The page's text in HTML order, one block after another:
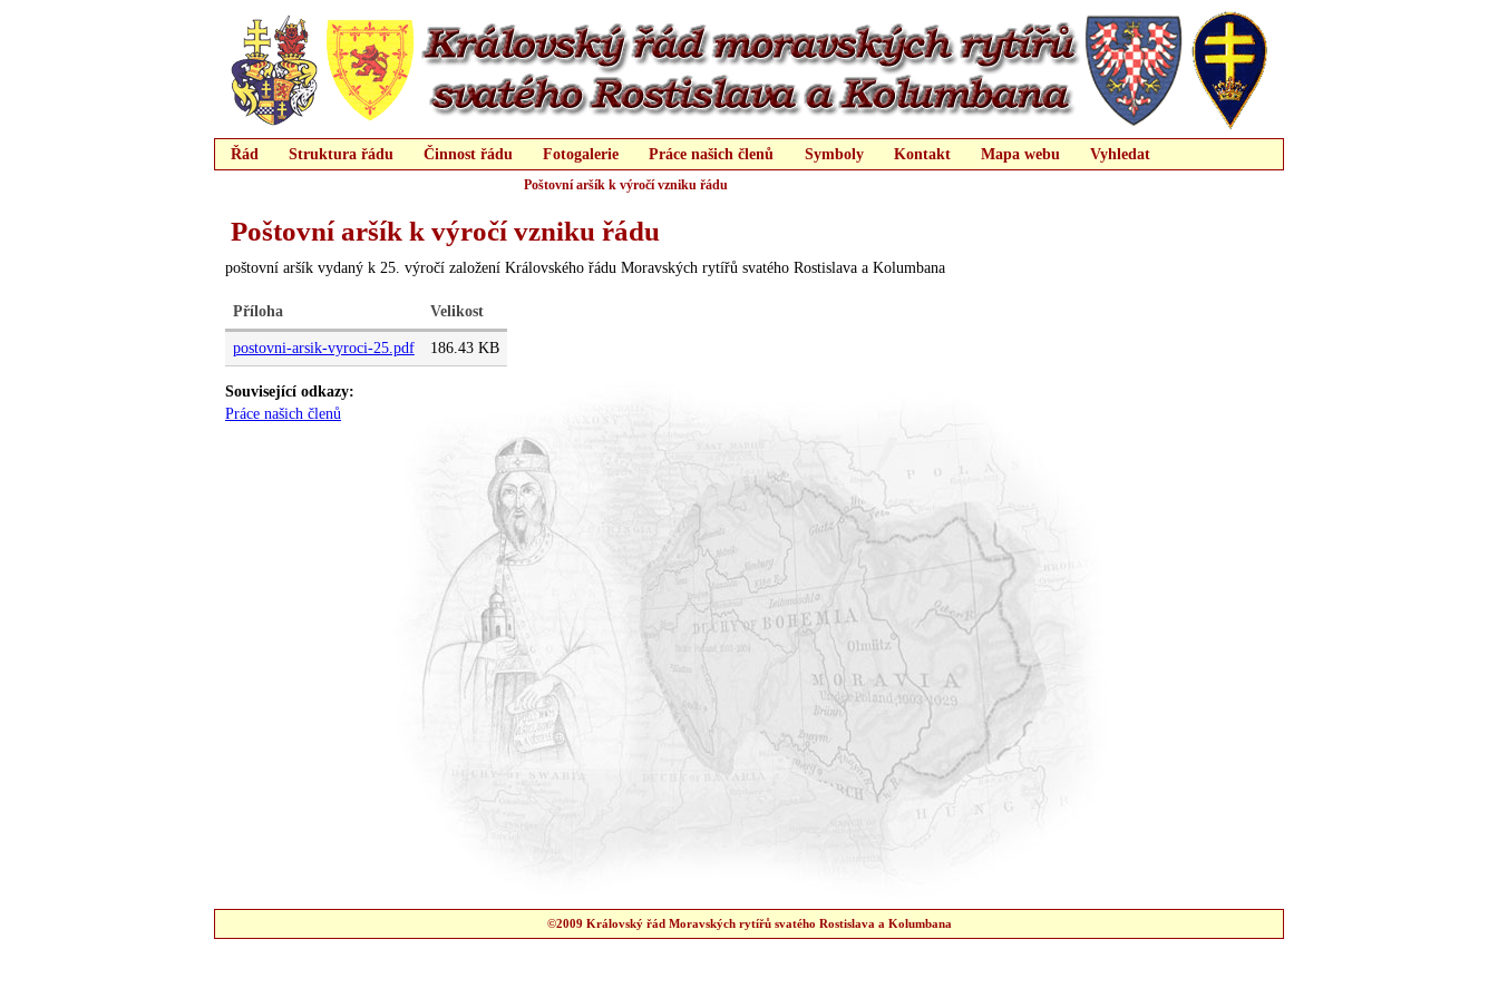
Řád Struktura řádu Činnost řádu Fotogalerie Práce našich členů Symboly Kontakt Mapa webu Vyhledat
Poštovní aršík k výročí vzniku řádu
Poštovní aršík k výročí vzniku řádu
poštovní aršík vydaný k 25. výročí založení Královského řádu Moravských rytířů svatého Rostislava a Kolumbana
Příloha Velikost
postovni-arsik-vyroci-25.pdf 186.43 KB
Související odkazy:
Práce našich členů
©2009 Královský řád Moravských rytířů svatého Rostislava a Kolumbana